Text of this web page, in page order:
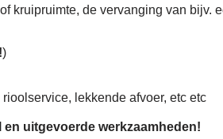
kruipruimte, de vervanging van bijv.
)
lekkende afvoer, etc etc
en uitgevoerde werkzaamheden!